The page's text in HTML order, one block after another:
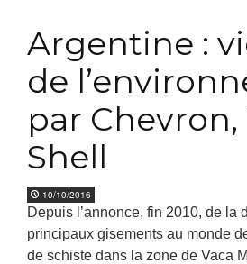
Argentine :
de
par
Shell
10/10/2016
Depuis l’annonce, fin 2010, de la
principaux gisements au monde
de schiste dans la zone de Vaca